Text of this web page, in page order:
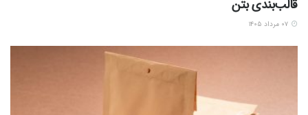
قالب‌بندی بتن